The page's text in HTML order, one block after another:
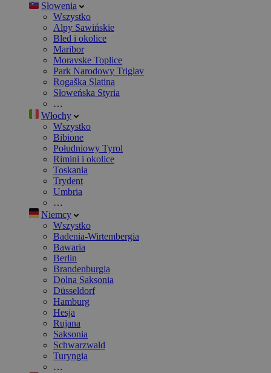
Słowenia
Wszystko
Alpy Sawińskie
Bled i okolice
Maribor
Moravske Toplice
Park Narodowy Triglav
Rogaška Slatina
Słoweńska Styria
…
Włochy
Wszystko
Bibione
Południowy Tyrol
Rimini i okolice
Toskania
Trydent
Umbria
…
Niemcy
Wszystko
Badenia-Wirtembergia
Bawaria
Berlin
Brandenburgia
Dolna Saksonia
Düsseldorf
Hamburg
Hesja
Rujana
Saksonia
Schwarzwald
Turyngia
…